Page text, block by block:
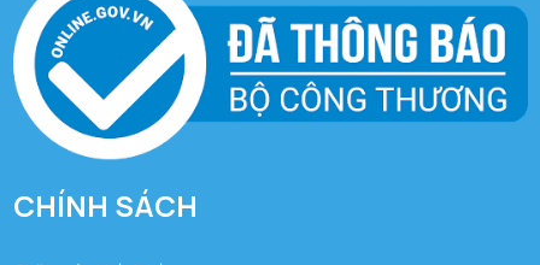
CHÍNH SÁCH